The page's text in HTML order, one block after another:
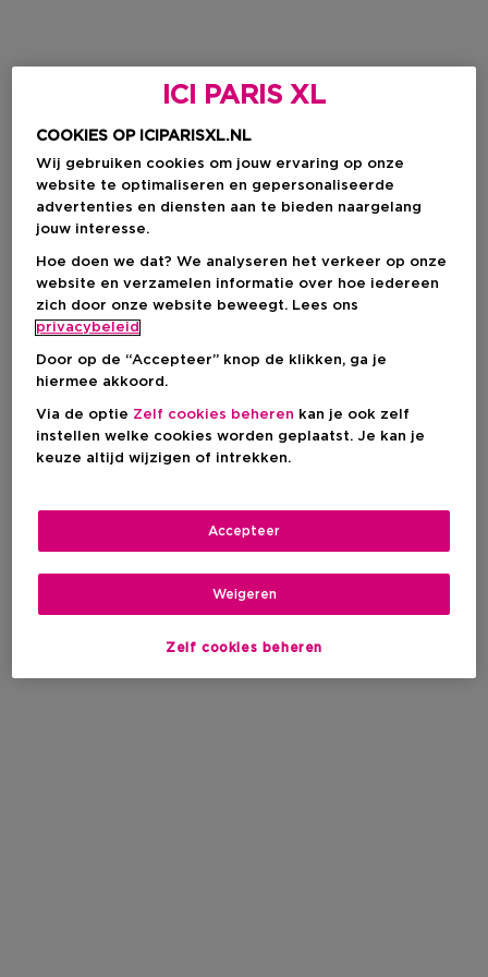
ICI PARIS XL
COOKIES OP ICIPARISXL.NL
Wij gebruiken cookies om jouw ervaring op onze
website te optimaliseren en gepersonaliseerde
advertenties en diensten aan te bieden naargelang
jouw interesse.
Hoe doen we dat? We analyseren het verkeer op onze
website en verzamelen informatie over hoe iedereen
zich door onze website beweegt. Lees ons
privacybeleid
Door op de “Accepteer” knop de klikken, ga je
hiermee akkoord.
Via de optie Zelf cookies beheren kan je ook zelf
instellen welke cookies worden geplaatst. Je kan je
keuze altijd wijzigen of intrekken.
Zelf cookies beheren
Weigeren
Accepteer